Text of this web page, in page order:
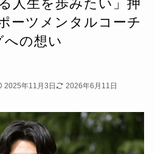
人生を歩みたい」押
ーツメンタルコーチ
への想い
2025年11月3日 2026年6月11日